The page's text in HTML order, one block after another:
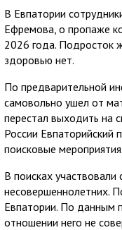
В Евпатории
Ефремова, о пропаже
2026 года. Подросток
здоровью нет.
По предварительной
самовольно ушел от
перестал выходить на
России Евпаторийский
поисковые мероприятия.
В поисках
несовершеннолетних.
Евпатории. По данным
отношении него не